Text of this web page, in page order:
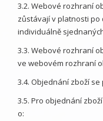
3.2. Webové rozhraní
zůstávají v platnosti
individuálně
3.3. Webové rozhraní
ve webovém rozhraní
3.4. Objednání zboží
3.5. Pro objednání
o: